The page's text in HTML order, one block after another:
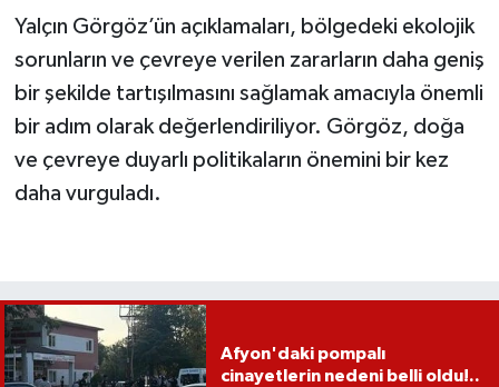
Yalçın Görgöz’ün açıklamaları, bölgedeki ekolojik
sorunların ve çevreye verilen zararların daha geniş
bir şekilde tartışılmasını sağlamak amacıyla önemli
bir adım olarak değerlendiriliyor. Görgöz, doğa
ve çevreye duyarlı politikaların önemini bir kez
daha vurguladı.
Afyon'daki pompalı
cinayetlerin nedeni belli oldu!..